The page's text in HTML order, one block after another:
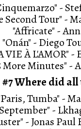
-
Second Tour" -
"Affricate" -
"Onán" - Diego
VIE À L'AMOR"
More Minutes" -
#7 Where did all
Tumba" -
-
- Jonas